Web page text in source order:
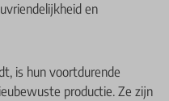
en
is hun voortdurende
productie. Ze zijn